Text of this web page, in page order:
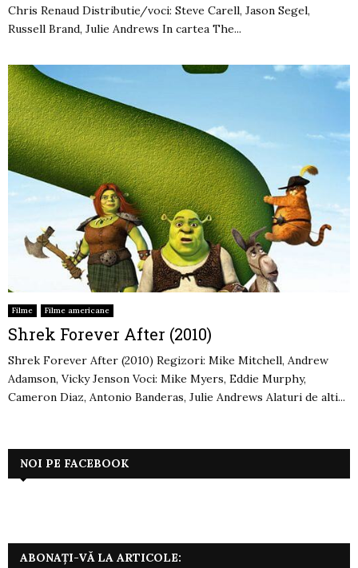
Chris Renaud Distributie/voci: Steve Carell, Jason Segel,
Russell Brand, Julie Andrews In cartea The...
Filme Filme americane
Shrek Forever After (2010)
Shrek Forever After (2010) Regizori: Mike Mitchell, Andrew
Adamson, Vicky Jenson Voci: Mike Myers, Eddie Murphy,
Cameron Diaz, Antonio Banderas, Julie Andrews Alaturi de alti...
NOI PE FACEBOOK
ABONAȚI-VĂ LA ARTICOLE: